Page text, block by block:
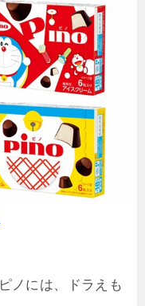
ノには、ドラえも